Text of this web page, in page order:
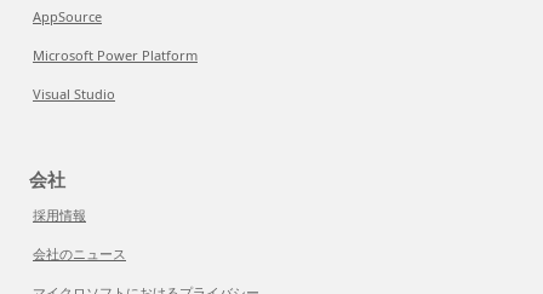
AppSource
Microsoft Power Platform
Visual Studio
会社
採用情報
会社のニュース